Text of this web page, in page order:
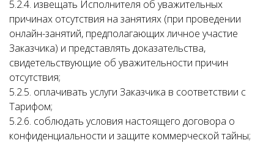
5.2.4. извещать Исполнителя об уважительных
причинах отсутствия на занятиях (при проведении
онлайн-занятий, предполагающих личное участие
Заказчика) и представлять доказательства,
свидетельствующие об уважительности причин
отсутствия;
5.2.5. оплачивать услуги Заказчика в соответствии с
Тарифом;
5.2.6. соблюдать условия настоящего договора о
конфиденциальности и защите коммерческой тайны;